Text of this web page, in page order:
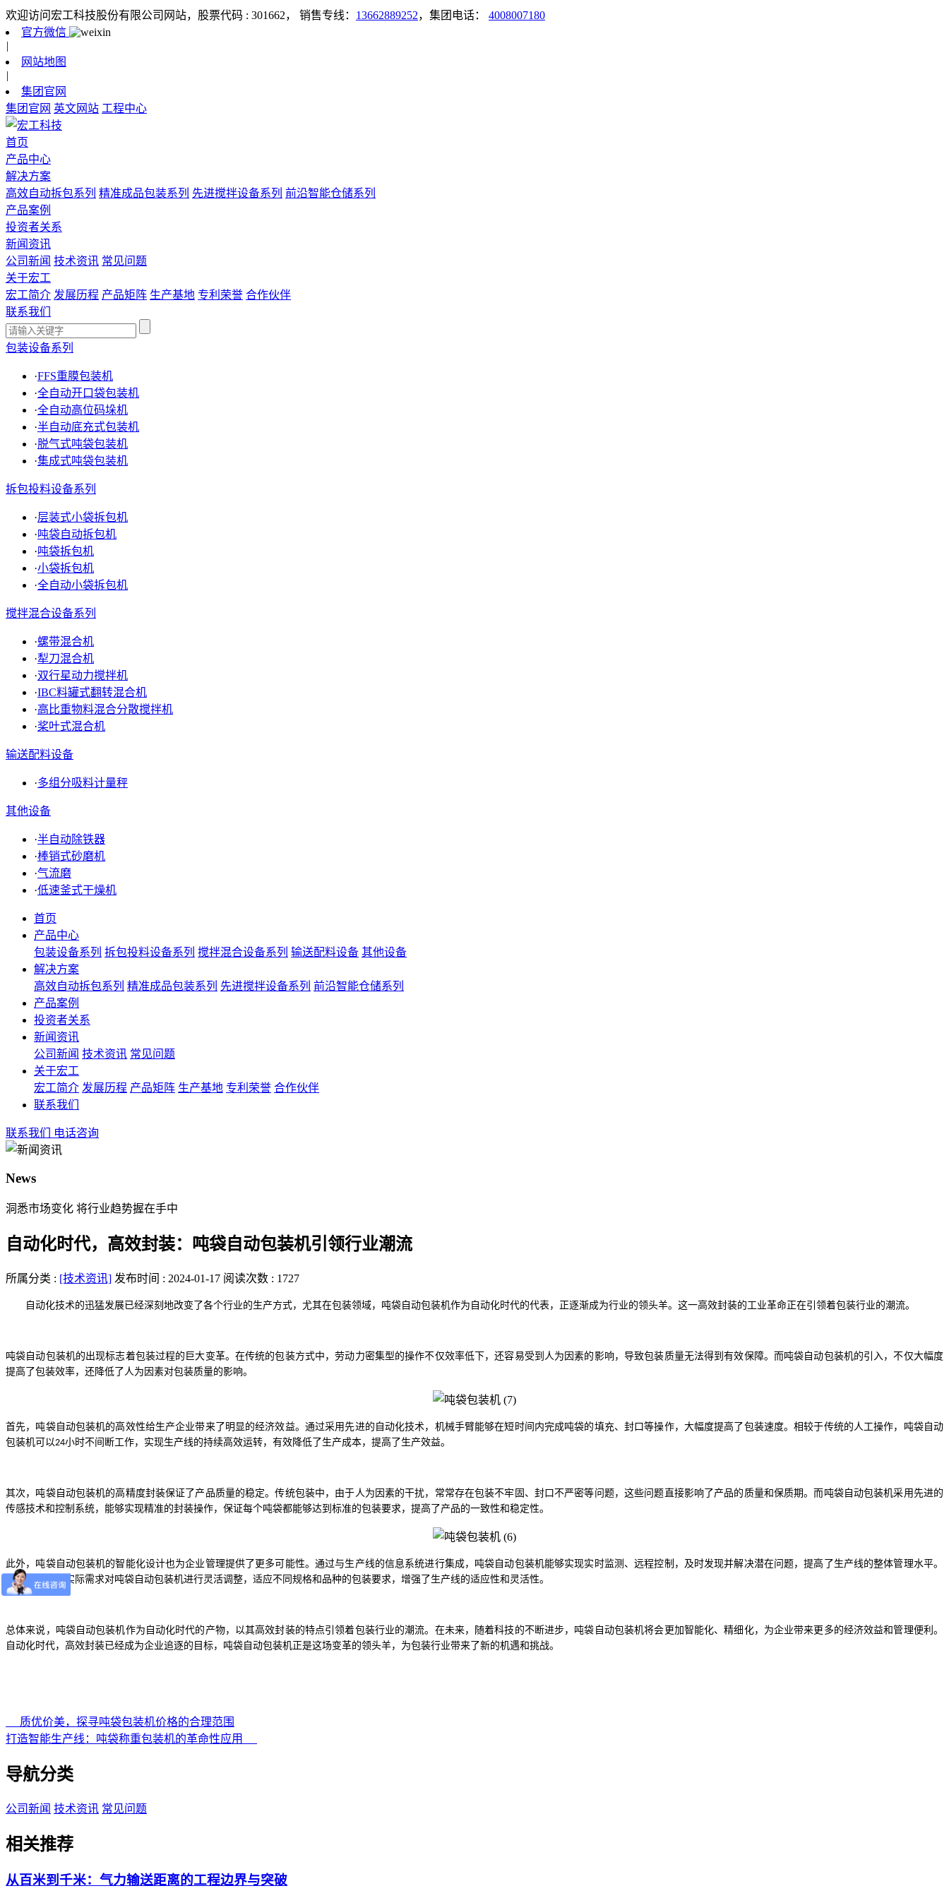
欢迎访问宏工科技股份有限公司网站，股票代码 : 301662， 销售专线： 13662889252，集团电话： 4008007180
官方微信
|
网站地图
|
集团官网
集团官网 英文网站 工程中心
首页
产品中心
解决方案
高效自动拆包系列 精准成品包装系列 先进搅拌设备系列 前沿智能仓储系列
产品案例
投资者关系
新闻资讯
公司新闻 技术资讯 常见问题
关于宏工
宏工简介 发展历程 产品矩阵 生产基地 专利荣誉 合作伙伴
联系我们
包装设备系列
·FFS重膜包装机
·全自动开口袋包装机
·全自动高位码垛机
·半自动底充式包装机
·脱气式吨袋包装机
·集成式吨袋包装机
拆包投料设备系列
·层装式小袋拆包机
·吨袋自动拆包机
·吨袋拆包机
·小袋拆包机
·全自动小袋拆包机
搅拌混合设备系列
·螺带混合机
·犁刀混合机
·双行星动力搅拌机
·IBC料罐式翻转混合机
·高比重物料混合分散搅拌机
·桨叶式混合机
输送配料设备
·多组分吸料计量秤
其他设备
·半自动除铁器
·棒销式砂磨机
·气流磨
·低速釜式干燥机
首页
产品中心
包装设备系列 拆包投料设备系列 搅拌混合设备系列 输送配料设备 其他设备
解决方案
高效自动拆包系列 精准成品包装系列 先进搅拌设备系列 前沿智能仓储系列
产品案例
投资者关系
新闻资讯
公司新闻 技术资讯 常见问题
关于宏工
宏工简介 发展历程 产品矩阵 生产基地 专利荣誉 合作伙伴
联系我们
联系我们 电话咨询
News
洞悉市场变化 将行业趋势握在手中
自动化时代，高效封装：吨袋自动包装机引领行业潮流
所属分类 : [技术资讯] 发布时间 : 2024-01-17 阅读次数 : 1727
自动化技术的迅猛发展已经深刻地改变了各个行业的生产方式，尤其在包装领域，吨袋自动包装机作为自动化时代的代表，正逐渐成为行业的领头羊。这一高效封装的工业革命正在引领着包装行业的潮流。
吨袋自动包装机的出现标志着包装过程的巨大变革。在传统的包装方式中，劳动力密集型的操作不仅效率低下，还容易受到人为因素的影响，导致包装质量无法得到有效保障。而吨袋自动包装机的引入，不仅大幅度
提高了包装效率，还降低了人为因素对包装质量的影响。
首先，吨袋自动包装机的高效性给生产企业带来了明显的经济效益。通过采用先进的自动化技术，机械手臂能够在短时间内完成吨袋的填充、封口等操作，大幅度提高了包装速度。相较于传统的人工操作，吨袋自动
包装机可以24小时不间断工作，实现生产线的持续高效运转，有效降低了生产成本，提高了生产效益。
其次，吨袋自动包装机的高精度封装保证了产品质量的稳定。传统包装中，由于人为因素的干扰，常常存在包装不牢固、封口不严密等问题，这些问题直接影响了产品的质量和保质期。而吨袋自动包装机采用先进的
传感技术和控制系统，能够实现精准的封装操作，保证每个吨袋都能够达到标准的包装要求，提高了产品的一致性和稳定性。
此外，吨袋自动包装机的智能化设计也为企业管理提供了更多可能性。通过与生产线的信息系统进行集成，吨袋自动包装机能够实现实时监测、远程控制，及时发现并解决潜在问题，提高了生产线的整体管理水平。
企业可以根据实际需求对吨袋自动包装机进行灵活调整，适应不同规格和品种的包装要求，增强了生产线的适应性和灵活性。
总体来说，吨袋自动包装机作为自动化时代的产物，以其高效封装的特点引领着包装行业的潮流。在未来，随着科技的不断进步，吨袋自动包装机将会更加智能化、精细化，为企业带来更多的经济效益和管理便利。
自动化时代，高效封装已经成为企业追逐的目标，吨袋自动包装机正是这场变革的领头羊，为包装行业带来了新的机遇和挑战。
质优价美，探寻吨袋包装机价格的合理范围
打造智能生产线：吨袋称重包装机的革命性应用
导航分类
公司新闻 技术资讯 常见问题
相关推荐
从百米到千米：气力输送距离的工程边界与突破